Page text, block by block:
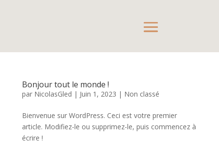
Bonjour tout le monde !
par NicolasGled | Juin 1, 2023 | Non classé
Bienvenue sur WordPress. Ceci est votre premier
article. Modifiez-le ou supprimez-le, puis commencez à
écrire !